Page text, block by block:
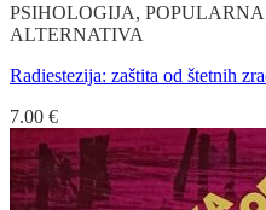
PSIHOLOGIJA,
ALTERNATIVA
Radiestezija: zaštita od štetnih
7.00 €